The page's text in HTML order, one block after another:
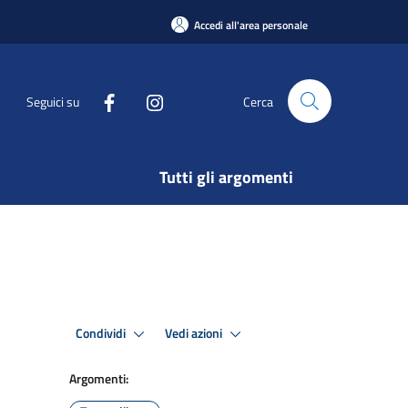
Accedi all'area personale
Seguici su Cerca
Tutti gli argomenti
Condividi Vedi azioni
Argomenti: